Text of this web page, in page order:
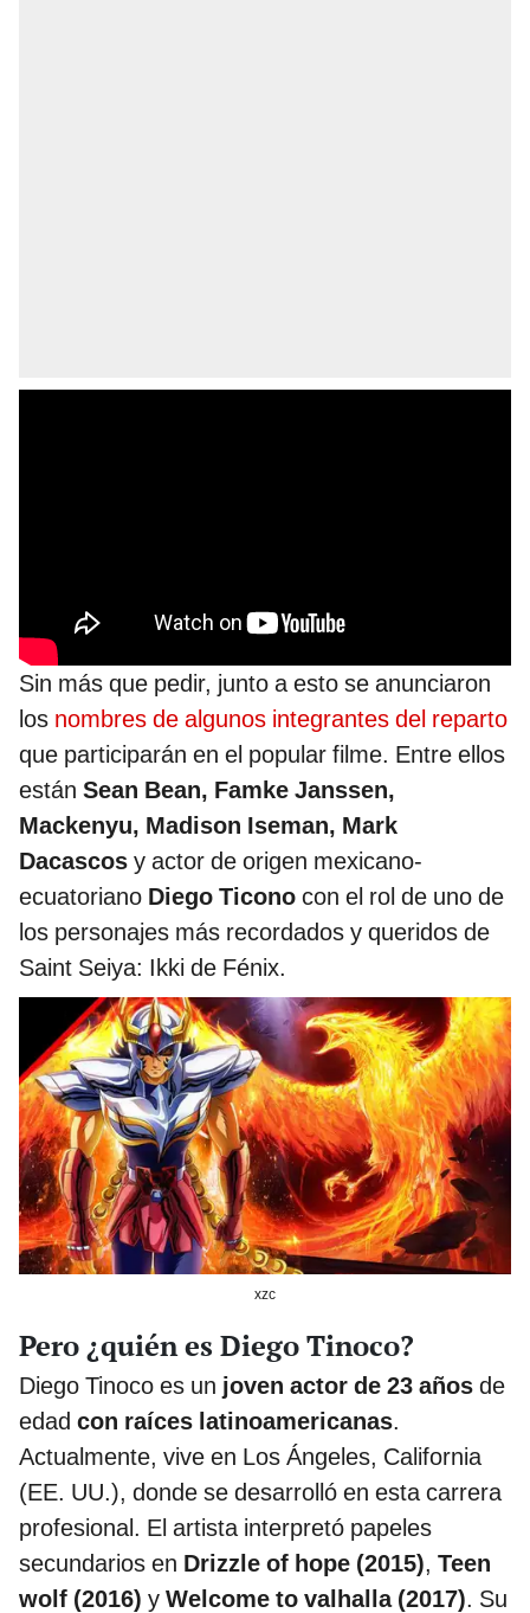
Sin más que pedir, junto a esto se anunciaron
los nombres de algunos integrantes del reparto
que participarán en el popular filme. Entre ellos
están Sean Bean, Famke Janssen,
Mackenyu, Madison Iseman, Mark
Dacascos y actor de origen mexicano-
ecuatoriano Diego Ticono con el rol de uno de
los personajes más recordados y queridos de
Saint Seiya: Ikki de Fénix.
xzc
Pero ¿quién es Diego Tinoco?
Diego Tinoco es un joven actor de 23 años de
edad con raíces latinoamericanas.
Actualmente, vive en Los Ángeles, California
(EE. UU.), donde se desarrolló en esta carrera
profesional. El artista interpretó papeles
secundarios en Drizzle of hope (2015), Teen
wolf (2016) y Welcome to valhalla (2017). Su